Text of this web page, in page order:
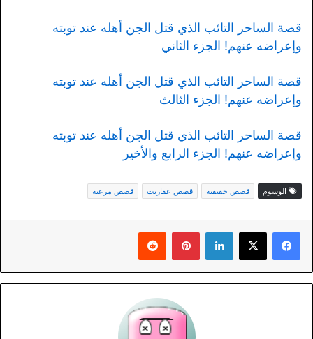
قصة الساحر التائب الذي قتل الجن أهله عند توبته
وإعراضه عنهم! الجزء الثاني
قصة الساحر التائب الذي قتل الجن أهله عند توبته
وإعراضه عنهم! الجزء الثالث
قصة الساحر التائب الذي قتل الجن أهله عند توبته
وإعراضه عنهم! الجزء الرابع والأخير
الوسوم قصص حقيقية قصص عفاريت قصص مرعبة
لينكدإن بينتيريست